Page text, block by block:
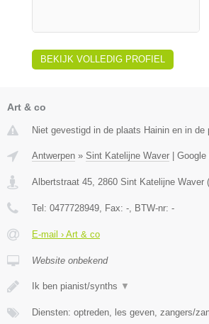
BEKIJK VOLLEDIG PROFIEL
Art & co
Niet gevestigd in de plaats Hainin en in de
Antwerpen » Sint Katelijne Waver | Google
Albertstraat 45 2860 Sint Katelijne Waver (
Tel: 0477728949 , Fax: - , BTW-nr: -
E-mail › Art & co
Website onbekend
Ik ben pianist/synths ▼
Diensten: optreden, les geven, zangers/